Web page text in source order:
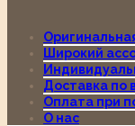
Широкий
Доставка по
Оплата при
О нас